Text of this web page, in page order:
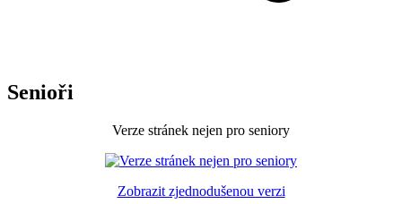
Senioři
Verze stránek nejen pro seniory
Zobrazit zjednodušenou verzi